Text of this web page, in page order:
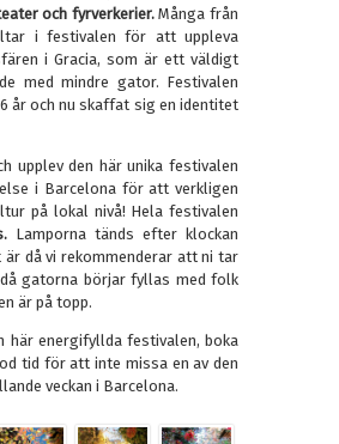
och fyrverkerier.Många från
i festivalen för att uppleva
i Gracia, som är ett väldigt
med mindre gator. Festivalen
år och nu skaffat sig en identitet
upplev den här unika festivalen
i Barcelona för att verkligen
på lokal nivå! Hela festivalen
Lamporna tänds efter klockan
är då vi rekommenderar att ni tar
gatorna börjar fyllas med folk
är på topp.
här energifyllda festivalen, boka
tid för att inte missa en av den
veckan i Barcelona.